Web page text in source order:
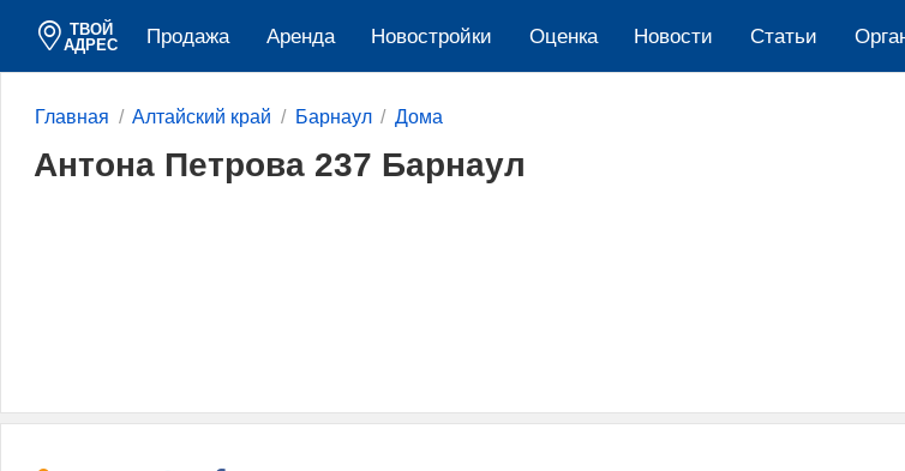
ТВОЙ
АДРЕС
Продажа Аренда Новостройки Оценка Новости Cтатьи
Главная Алтайский край Барнаул Дома
Антона Петрова 237 Барнаул